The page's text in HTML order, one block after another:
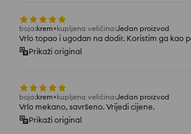
boja:krem kupljena veličina:Jedan proizvod
Vrlo topao i ugodan na dodir. Koristim ga kao
Prikaži original
boja:krem kupljena veličina:Jedan proizvod
Vrlo mekano, savršeno. Vrijedi cijene.
Prikaži original